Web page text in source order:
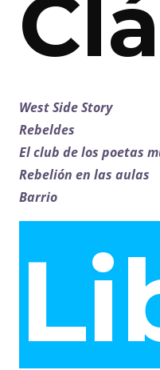
West Side Story
Rebeldes
El club de los poetas
Rebelión en las aulas
Barrio